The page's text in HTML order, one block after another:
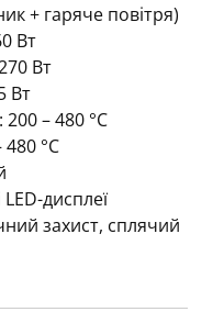
+ гаряче повітря)
Вт
Вт
Вт
– 480 °C
°C
дисплеї
захист, сплячий